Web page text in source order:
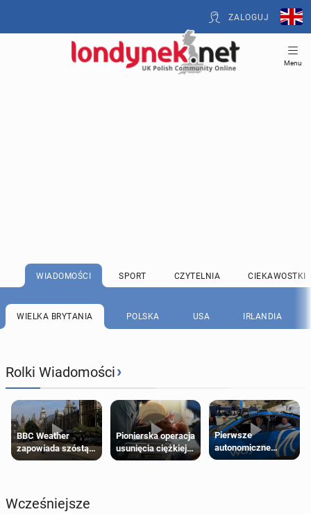
ZALOGUJ
Menu
WIADOMOŚCI SPORT CZYTELNIA CIEKAWOSTKI
WIELKA BRYTANIA POLSKA USA IRLANDIA
Rolki Wiadomości›
BBC Weather
zapowiada szóstą
falę upałów w
Pionierska operacja
usunięcia ciężkiej
wady wrodzonej
Pierwsze
autonomiczne
Ubery pojawią się
Wcześniejsze